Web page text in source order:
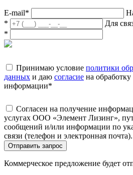
E-mail*
*
Для
*
Принимаю условие политики
данных и даю согласие на
информации*
Согласен на получение
услугах ООО «Элемент Лизинг»,
сообщений и/или информации по
связи (телефон и электронная почта).
Отправить запрос
Коммерческое предложение будет